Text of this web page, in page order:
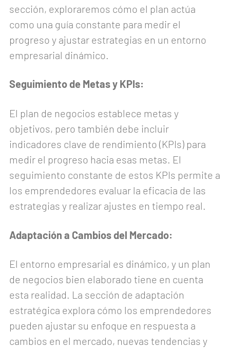
sección, exploraremos cómo el plan actúa
como una guía constante para medir el
progreso y ajustar estrategias en un entorno
empresarial dinámico.
Seguimiento de Metas y KPIs:
El plan de negocios establece metas y
objetivos, pero también debe incluir
indicadores clave de rendimiento (KPIs) para
medir el progreso hacia esas metas. El
seguimiento constante de estos KPIs permite a
los emprendedores evaluar la eficacia de las
estrategias y realizar ajustes en tiempo real.
Adaptación a Cambios del Mercado:
El entorno empresarial es dinámico, y un plan
de negocios bien elaborado tiene en cuenta
esta realidad. La sección de adaptación
estratégica explora cómo los emprendedores
pueden ajustar su enfoque en respuesta a
cambios en el mercado, nuevas tendencias y